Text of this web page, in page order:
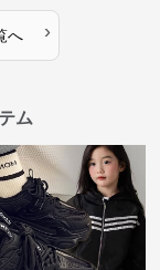
へ ›
ム